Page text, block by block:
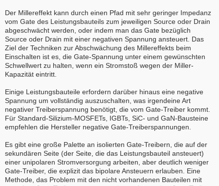
Der Millereffekt kann durch einen Pfad mit sehr geringer Impedanz
vom Gate des Leistungsbauteils zum jeweiligen Source oder Drain
abgeschwächt werden, oder indem man das Gate bezüglich
Source oder Drain mit einer negativen Spannung ansteuert. Das
Ziel der Techniken zur Abschwächung des Millereffekts beim
Einschalten ist es, die Gate-Spannung unter einem gewünschten
Schwellwert zu halten, wenn ein Stromstoß wegen der Miller-
Kapazität eintritt.
Einige Leistungsbauteile erfordern darüber hinaus eine negative
Spannung um vollständig auszuschalten, was irgendeine Art
negativer Treiberspannung benötigt, die vom Gate-Treiber kommt.
Für Standard-Silizium-MOSFETs, IGBTs, SiC- und GaN-Bausteine
empfehlen die Hersteller negative Gate-Treiberspannungen.
Es gibt eine große Palette an isolierten Gate-Treibern, die auf der
sekundären Seite (der Seite, die das Leistungsbauteil ansteuert)
einer unipolaren Stromversorgung arbeiten, aber deutlich weniger
Gate-Treiber, die explizit das bipolare Ansteuern erlauben. Eine
Methode, das Problem mit den nicht vorhandenen Bauteilen mit